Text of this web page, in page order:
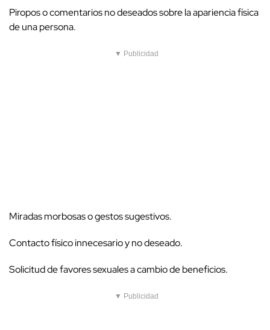
Piropos o comentarios no deseados sobre la apariencia física
de una persona.
▼ Publicidad
Miradas morbosas o gestos sugestivos.
Contacto físico innecesario y no deseado.
Solicitud de favores sexuales a cambio de beneficios.
▼ Publicidad